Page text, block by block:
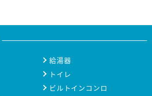
給湯器
トイレ
ビルトインコンロ